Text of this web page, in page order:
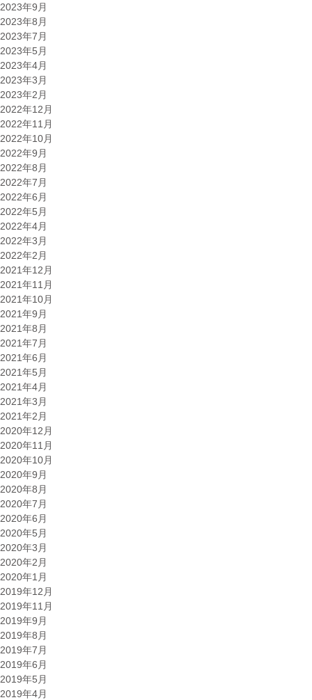
2023年9月
2023年8月
2023年7月
2023年5月
2023年4月
2023年3月
2023年2月
2022年12月
2022年11月
2022年10月
2022年9月
2022年8月
2022年7月
2022年6月
2022年5月
2022年4月
2022年3月
2022年2月
2021年12月
2021年11月
2021年10月
2021年9月
2021年8月
2021年7月
2021年6月
2021年5月
2021年4月
2021年3月
2021年2月
2020年12月
2020年11月
2020年10月
2020年9月
2020年8月
2020年7月
2020年6月
2020年5月
2020年3月
2020年2月
2020年1月
2019年12月
2019年11月
2019年9月
2019年8月
2019年7月
2019年6月
2019年5月
2019年4月